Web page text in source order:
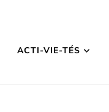
ACTI-VIE-TÉS